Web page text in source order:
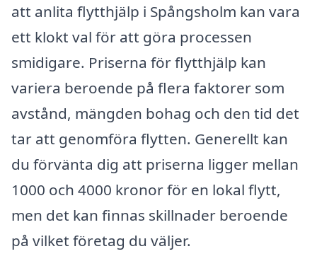
att anlita flytthjälp i Spångsholm kan vara
ett klokt val för att göra processen
smidigare. Priserna för flytthjälp kan
variera beroende på flera faktorer som
avstånd, mängden bohag och den tid det
tar att genomföra flytten. Generellt kan
du förvänta dig att priserna ligger mellan
1000 och 4000 kronor för en lokal flytt,
men det kan finnas skillnader beroende
på vilket företag du väljer.